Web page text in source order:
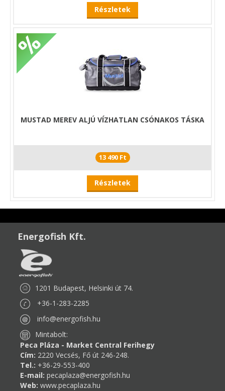
Részletek
MUSTAD MEREV ALJÚ VÍZHATLAN CSÓNAKOS TÁSKA
13 490 Ft
Részletek
Energofish Kft.
1201 Budapest, Helsinki út 74.
+36-1-283-2285
info@energofish.hu
Mintabolt:
Peca Pláza - Market Central Ferihegy
Cím: 2220 Vecsés, Fő út 246-248.
Tel.: +36-29-553-400
E-mail: pecaplaza@energofish.hu
Web: www.pecaplaza.hu